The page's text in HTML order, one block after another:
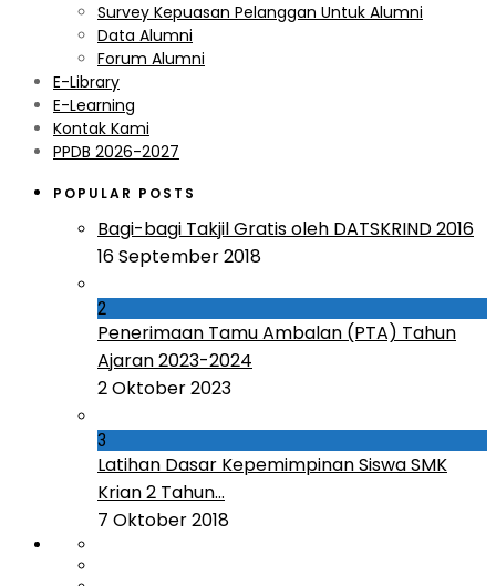
Survey Kepuasan Pelanggan Untuk Alumni
Data Alumni
Forum Alumni
E-Library
E-Learning
Kontak Kami
PPDB 2026-2027
POPULAR POSTS
Bagi-bagi Takjil Gratis oleh DATSKRIND 2016
16 September 2018
2
Penerimaan Tamu Ambalan (PTA) Tahun
Ajaran 2023-2024
2 Oktober 2023
3
Latihan Dasar Kepemimpinan Siswa SMK
Krian 2 Tahun...
7 Oktober 2018